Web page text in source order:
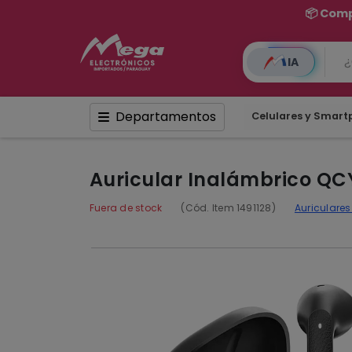
IA
Departamentos Celulares y
Auricular Inalámbrico
Fuera de stock (Cód. Item 1491128)